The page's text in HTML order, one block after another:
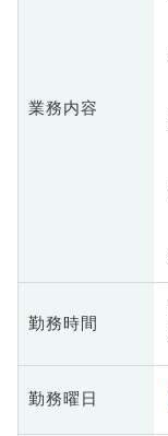
業務内容
勤務時間
勤務曜日